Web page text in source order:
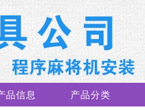
品信息 产品分类